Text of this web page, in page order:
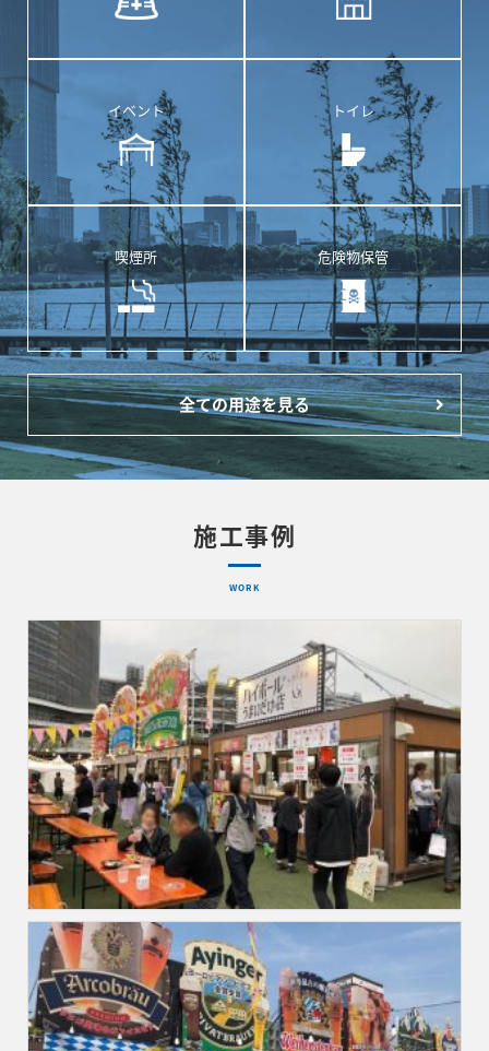
イベント トイレ
喫煙所 危険物保管
全ての用途を見る
施工事例
WORK